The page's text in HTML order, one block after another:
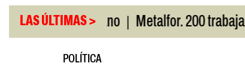
LAS ÚLTIMAS >
San Cayetano | Metalfor. 200 trabajadores
POLÍTICA